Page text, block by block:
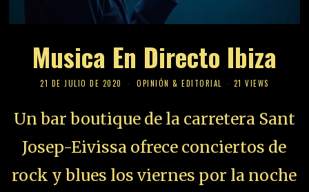
Musica En Directo Ibiza
21 DE JULIO DE 2020 OPINIÓN & EDITORIAL 21 VIEWS
Un bar boutique de la carretera Sant
Josep-Eivissa ofrece conciertos de
rock y blues los viernes por la noche